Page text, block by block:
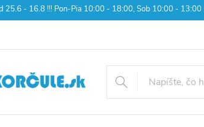
25.6 - 16.8 !!! Pon-Pia 10:00 - 18:00, Sob 10:00 - 13:00